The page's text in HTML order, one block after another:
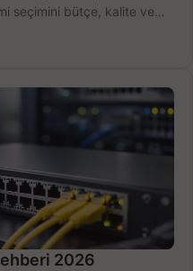
seçimini bütçe, kalite ve
2026